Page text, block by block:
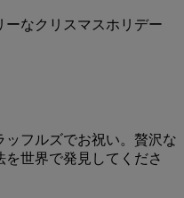
ーなクリスマスホリデー
フルズでお祝い。贅沢な
世界で発見してくださ